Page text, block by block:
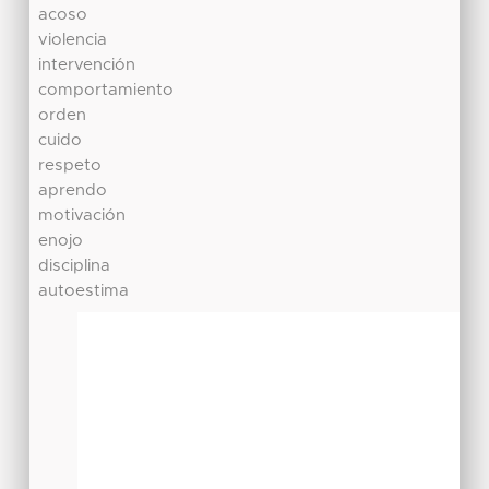
acoso
violencia
intervención
comportamiento
orden
cuido
respeto
aprendo
motivación
enojo
disciplina
autoestima